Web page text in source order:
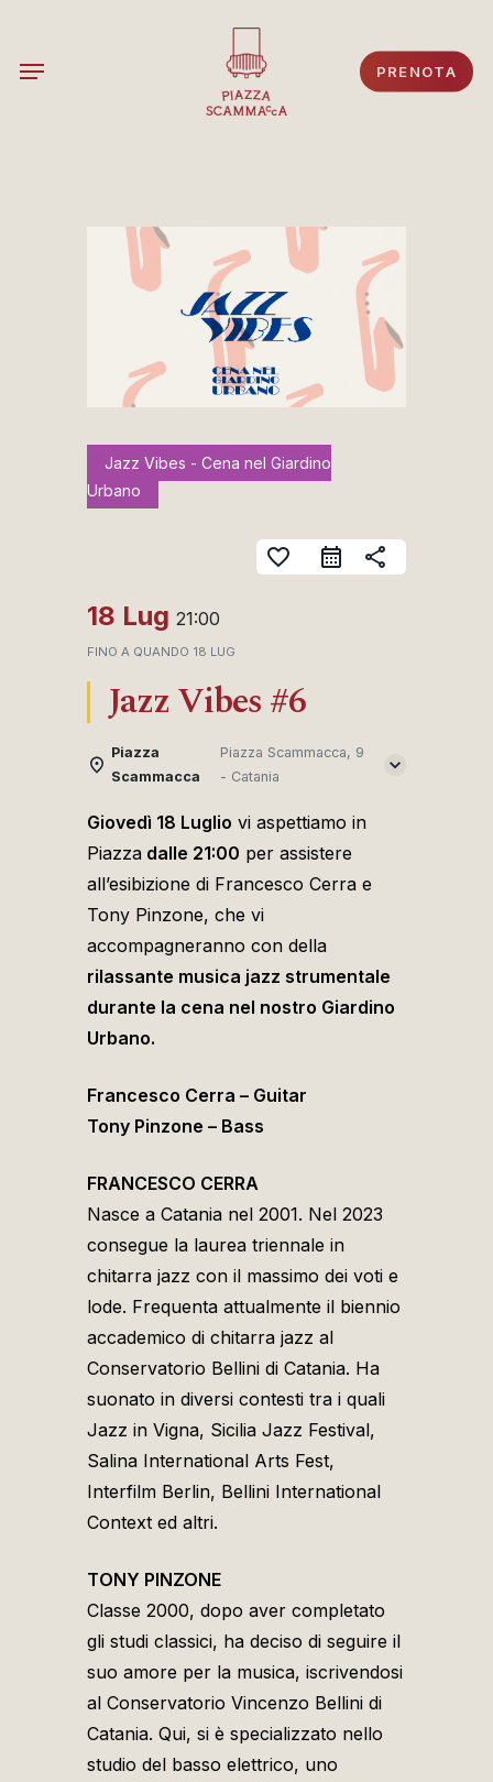
main
PRENOTA
Menu
Jazz Vibes - Cena nel Giardino
Urbano
favorite_border share
18 Lug 21:00
FINO A QUANDO 18 LUG
Jazz Vibes #6
Piazza
Scammacca
Piazza Scammacca, 9
- Catania
Giovedì 18 Luglio vi aspettiamo in
Piazza dalle 21:00 per assistere
all’esibizione di Francesco Cerra e
Tony Pinzone, che vi
accompagneranno con della
rilassante musica jazz strumentale
durante la cena nel nostro Giardino
Urbano.
Francesco Cerra – Guitar
Tony Pinzone – Bass
FRANCESCO CERRA
Nasce a Catania nel 2001. Nel 2023
consegue la laurea triennale in
chitarra jazz con il massimo dei voti e
lode. Frequenta attualmente il biennio
accademico di chitarra jazz al
Conservatorio Bellini di Catania. Ha
suonato in diversi contesti tra i quali
Jazz in Vigna, Sicilia Jazz Festival,
Salina International Arts Fest,
Interfilm Berlin, Bellini International
Context ed altri.
TONY PINZONE
Classe 2000, dopo aver completato
gli studi classici, ha deciso di seguire il
suo amore per la musica, iscrivendosi
al Conservatorio Vincenzo Bellini di
Catania. Qui, si è specializzato nello
studio del basso elettrico, uno